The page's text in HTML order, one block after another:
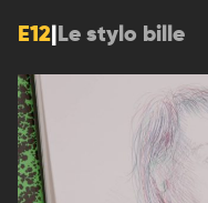
E12 Le stylo bille